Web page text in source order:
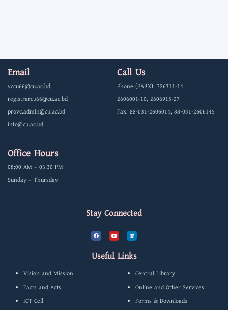
Email
vccu66@cu.ac.bd
registrarcu66@cu.ac.bd
provc.admin@cu.ac.bd
info@cu.ac.bd
Call Us
Phone (PABX): 726311-14
2606001-10, 2606915-27
Fax: 88-031-2606014, 88-031-2606145
Office Hours
08:00 AM – 03.30 PM
Sunday – Thursday
Stay Connected
F
a
c
b
o
Y
o
u
u
b
L
i
n
d
Useful Links
Vision and Mission
Facts and Acts
ICT Cell
Central Library
Online and Other Services
Forms & Downloads